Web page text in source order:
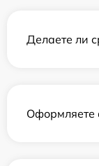
Делаете ли
Оформляете